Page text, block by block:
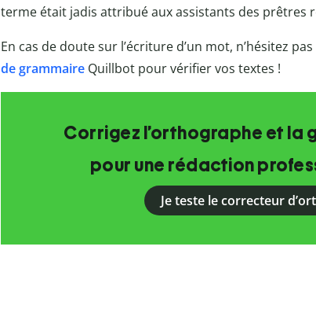
terme était jadis attribué aux assistants des prêtres
En cas de doute sur l’écriture d’un mot, n’hésitez
de grammaireQuillbotpour vérifier vos textes !
Corrigez l’orthographe et la
pour une rédaction
Je teste le correcteur